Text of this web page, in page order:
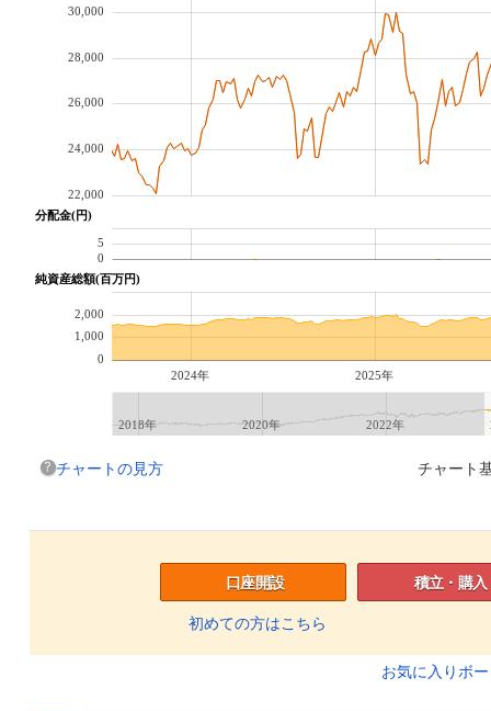
22,000
24,000
26,000
28,000
30,000
分配金(円)
0
5
純資産総額(百万円)
2024年 2025年
0
1,000
2,000
2018年 2020年 2022年
チャートの見方 チャート
口座開設
初めての方はこちら
積立・購入
お気に入りボ